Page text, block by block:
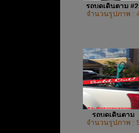
รถบดเดินตาม
จำนวนรูปภาพ :
รถบดเดินตาม
MVH304DSBR
จำนวนรูปภาพ :